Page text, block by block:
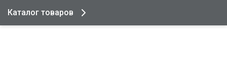
Каталог товаров